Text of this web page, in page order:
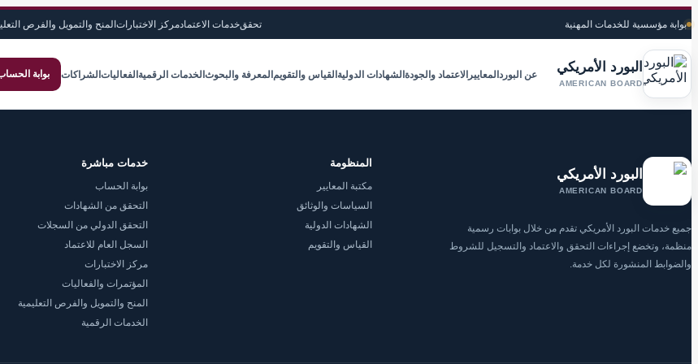
بوابة مؤسسية للخدمات المهنية تحققخدمات الاعتمادمركز الاختبارات المنح والتمويل والفرص
البورد الأمريكي
AMERICAN BOARD
عن البورد المعايير الاعتماد والجودة الشهادات الدولية القياس والتقويم المعرفة والبحوث الخدمات الرقمية الفعاليات الشراكات بوابة
البورد الأمريكي
AMERICAN BOARD
جميع خدمات البورد الأمريكي تقدم من خلال بوابات رسمية
منظمة، وتخضع إجراءات التحقق والاعتماد والتسجيل للشروط
والضوابط المنشورة لكل خدمة.
المنظومة
مكتبة المعايير
السياسات والوثائق
الشهادات الدولية
القياس والتقويم
خدمات مباشرة
بوابة الحساب
التحقق من الشهادات
التحقق الدولي من السجلات
السجل العام للاعتماد
مركز الاختبارات
المؤتمرات والفعاليات
المنح والتمويل والفرص التعليمية
الخدمات الرقمية